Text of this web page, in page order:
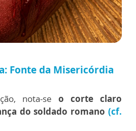
Fonte da Misericórdia
nota-se o corte claro
do soldado romano (cf.